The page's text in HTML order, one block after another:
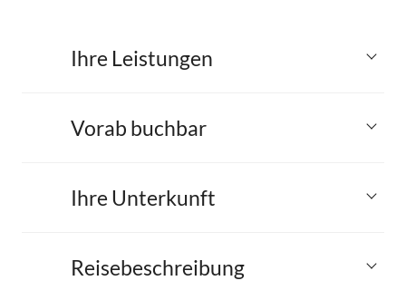
Ihre Leistungen
Vorab buchbar
Ihre Unterkunft
Reisebeschreibung